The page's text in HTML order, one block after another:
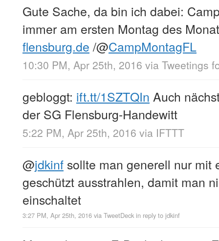
Gute Sache, da bin ich dabei:
immer am ersten Montag des
flensburg.de /@CampMontagFL
10:30 PM, Apr 25th, 2016 via Tweetings
gebloggt: ift.tt/1SZTQIn Auch
der SG Flensburg-Handewitt
5:22 PM, Apr 25th, 2016 via IFTTT
@jdkinf sollte man generell nur mit
geschützt ausstrahlen, damit man
einschaltet
3:27 PM, Apr 25th, 2016 via TweetDeck in reply to jdkinf